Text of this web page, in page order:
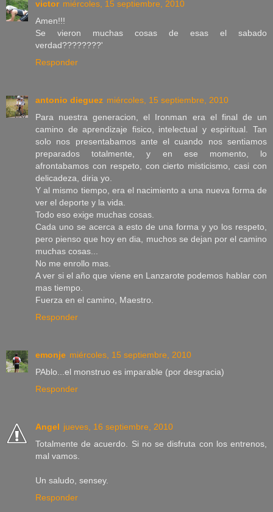
victor miércoles, 15 septiembre, 2010
Amen!!!
Se vieron muchas cosas de esas el sabado
verdad????????'
Responder
antonio dieguez miércoles, 15 septiembre, 2010
Para nuestra generacion, el Ironman era el final de un
camino de aprendizaje fisico, intelectual y espiritual. Tan
solo nos presentabamos ante el cuando nos sentiamos
preparados totalmente, y en ese momento, lo
afrontabamos con respeto, con cierto misticismo, casi con
delicadeza, diria yo.
Y al mismo tiempo, era el nacimiento a una nueva forma de
ver el deporte y la vida.
Todo eso exige muchas cosas.
Cada uno se acerca a esto de una forma y yo los respeto,
pero pienso que hoy en dia, muchos se dejan por el camino
muchas cosas...
No me enrollo mas.
A ver si el año que viene en Lanzarote podemos hablar con
mas tiempo.
Fuerza en el camino, Maestro.
Responder
emonje miércoles, 15 septiembre, 2010
PAblo...el monstruo es imparable (por desgracia)
Responder
Angel jueves, 16 septiembre, 2010
Totalmente de acuerdo. Si no se disfruta con los entrenos,
mal vamos.
Un saludo, sensey.
Responder